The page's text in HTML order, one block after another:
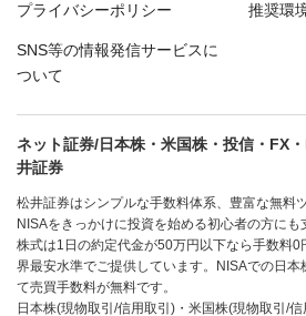
プライバシーポリシー 推奨環
SNS等の情報発信サービスに
ついて
ネット証券/日本株・米国株・投信・FX
井証券
松井証券はシンプルな手数料体系、豊富な無料
NISAをきっかけに投資を始める初心者の方にも
株式は1日の約定代金が50万円以下なら手数料0
界最安水準でご提供しています。NISAでの日本
て売買手数料が無料です。
日本株(現物取引/信用取引)・米国株(現物取引/